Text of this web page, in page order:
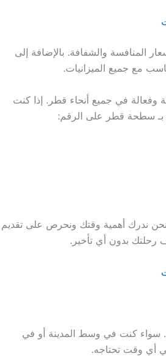
المنافسة والشفافة. بالإضافة إلى
مع جميع الميزانيات.
في جميع أنحاء قطر. إذا كنت
بـ سطحة قطر على الرقم:
ندرك أهمية وقتك ونحرص على تقديم
بدون أي تأخير.
سواء كنت في وسط المدينة أو في
في أي وقت تحتاجه.